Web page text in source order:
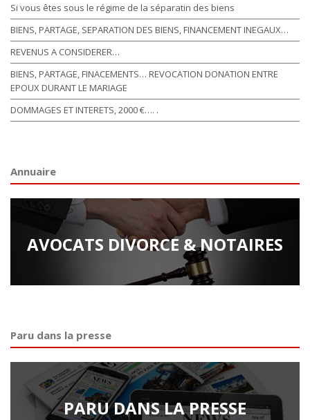
Si vous êtes sous le régime de la séparatin des biens
BIENS, PARTAGE, SEPARATION DES BIENS, FINANCEMENT INEGAUX…
REVENUS A CONSIDERER…
BIENS, PARTAGE, FINACEMENTS… REVOCATION DONATION ENTRE
EPOUX DURANT LE MARIAGE
DOMMAGES ET INTERETS, 2000 €…. .
Annuaire
AVOCATS DIVORCE & NOTAIRES
Paru dans la presse
PARU DANS LA PRESSE